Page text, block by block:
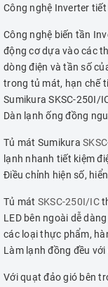
Công nghệ Inverter tiết
Công nghệ biến tần
động cơ dựa vào các
dòng điện và tần số
trong tủ mát, hạn chế
Sumikura SKSC-250I/
Dàn lạnh ống đồng
Tủ mát Sumikura
lạnh nhanh tiết kiệm
Điều chỉnh hiện số,
Tủ mát SKSC-250I/IC
LED bên ngoài dễ
các loại thực phẩm,
Làm lạnh đồng đều
Với quạt đảo gió bên